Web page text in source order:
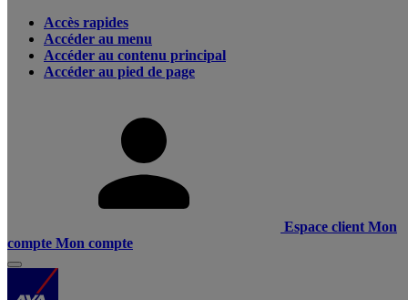
Accès rapides
Accéder au menu
Accéder au contenu principal
Accéder au pied de page
Espace client Mon
compte Mon compte